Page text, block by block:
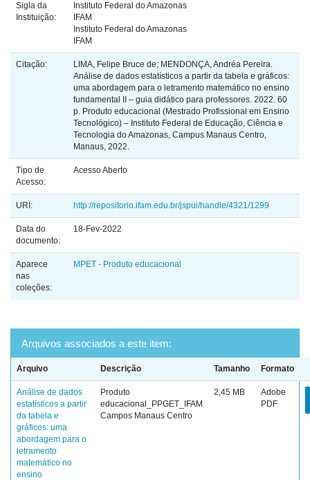
Sigla da
Instituição:
Instituto Federal do Amazonas
IFAM
Instituto Federal do Amazonas
IFAM
Citação:
LIMA, Felipe Bruce de; MENDONÇA, Andréa Pereira.
Análise de dados estatísticos a partir da tabela e gráficos:
uma abordagem para o letramento matemático no ensino
fundamental II – guia didático para professores. 2022. 60
p. Produto educacional (Mestrado Profissional em Ensino
Tecnológico) – Instituto Federal de Educação, Ciência e
Tecnologia do Amazonas, Campus Manaus Centro,
Manaus, 2022.
Tipo de
Acesso:
Acesso Aberto
URI: http://repositorio.ifam.edu.br/jspui/handle/4321/1299
Data do
documento:
18-Fev-2022
Aparece
nas
coleções:
MPET - Produto educacional
Arquivos associados a este item:
Arquivo Descrição Tamanho Formato
Análise de dados
estatísticos a partir
da tabela e
gráficos: uma
abordagem para o
letramento
matemático no
ensino
Produto
educacional_PPGET_IFAM
Campos Manaus Centro
2,45 MB
Adobe
PDF